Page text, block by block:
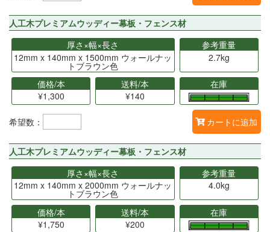
人工木プレミアムウッディー幕板・フェンス材
厚さ×幅×長さ
12mm x 140mm x 1500mm ウォールナッ
トブラウン色
参考重量
2.7kg
価格/本
¥1,300
送料/本
¥140
在庫
希望数： カートに追加
人工木プレミアムウッディー幕板・フェンス材
厚さ×幅×長さ
12mm x 140mm x 2000mm ウォールナッ
トブラウン色
参考重量
4.0kg
価格/本
¥1,750
送料/本
¥200
在庫